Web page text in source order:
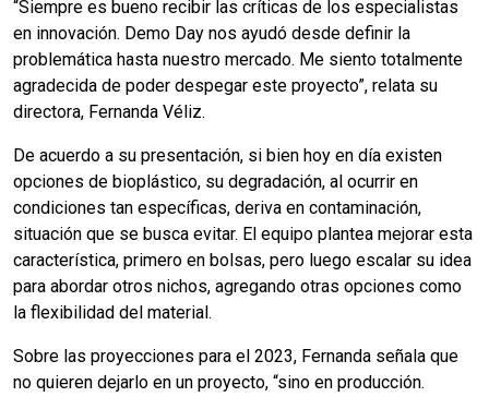
“Siempre es bueno recibir las críticas de los especialistas
en innovación. Demo Day nos ayudó desde definir la
problemática hasta nuestro mercado. Me siento totalmente
agradecida de poder despegar este proyecto”, relata su
directora, Fernanda Véliz.
De acuerdo a su presentación, si bien hoy en día existen
opciones de bioplástico, su degradación, al ocurrir en
condiciones tan específicas, deriva en contaminación,
situación que se busca evitar. El equipo plantea mejorar esta
característica, primero en bolsas, pero luego escalar su idea
para abordar otros nichos, agregando otras opciones como
la flexibilidad del material.
Sobre las proyecciones para el 2023, Fernanda señala que
no quieren dejarlo en un proyecto, “sino en producción.